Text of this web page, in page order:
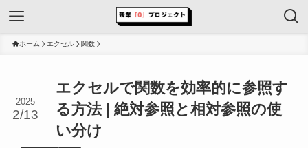
ホーム エクセル 関数
エクセルで関数を効率的に参照す
る方法 | 絶対参照と相対参照の使
い分け
2025
2/13